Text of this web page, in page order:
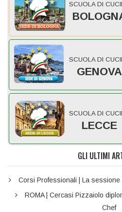
SCUOLA DI
SCUOLA DI
GENOVA
SCUOLA DI
LECCE
GLI ULTIMI
Corsi Professionali | La sessione
ROMA | Cercasi Pizzaiolo
Chef